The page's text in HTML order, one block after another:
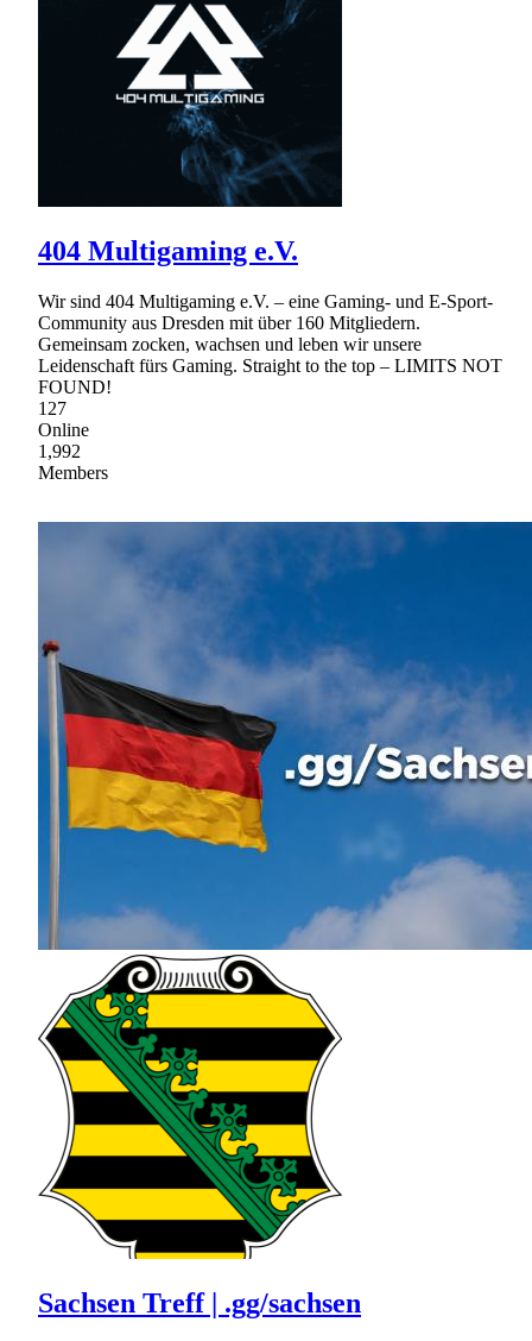
404 Multigaming e.V.
Wir sind 404 Multigaming e.V. – eine Gaming- und E-Sport-
Community aus Dresden mit über 160 Mitgliedern.
Gemeinsam zocken, wachsen und leben wir unsere
Leidenschaft fürs Gaming. Straight to the top – LIMITS NOT
FOUND!
127
Online
1,992
Members
Sachsen Treff | .gg/sachsen